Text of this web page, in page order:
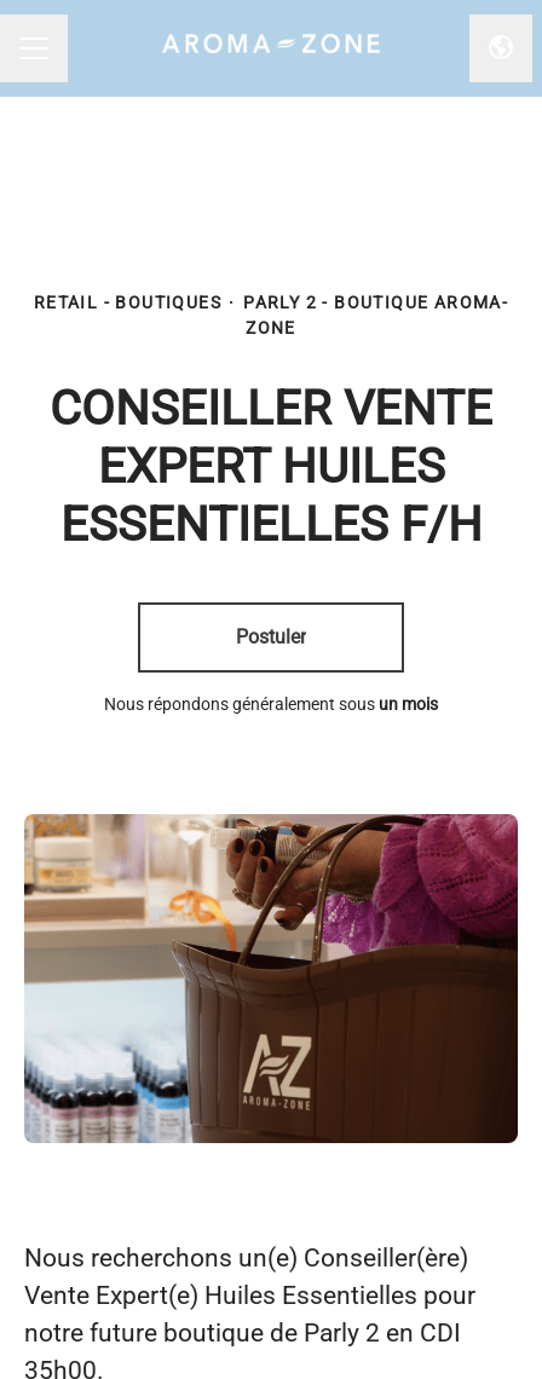
RETAIL - BOUTIQUES ·
PARLY 2 - BOUTIQUE AROMA-
ZONE
CONSEILLER VENTE
EXPERT HUILES
ESSENTIELLES F/H
Postuler
Nous répondons généralement sous un mois
Nous recherchons un(e) Conseiller(ère)
Vente Expert(e) Huiles Essentielles pour
notre future boutique de Parly 2 en CDI
35h00.